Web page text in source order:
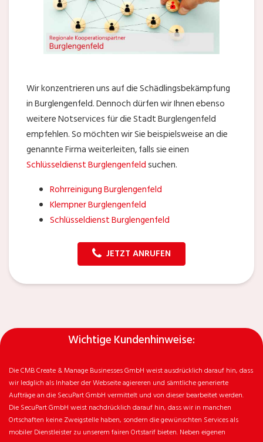
Wir konzentrieren uns auf die Schädlingsbekämpfung
in Burglengenfeld. Dennoch dürfen wir Ihnen ebenso
weitere Notservices für die Stadt Burglengenfeld
empfehlen. So möchten wir Sie beispielsweise an die
genannte Firma weiterleiten, falls sie einen
Schlüsseldienst Burglengenfeldsuchen.
Rohrreinigung Burglengenfeld
Klempner Burglengenfeld
Schlüsseldienst Burglengenfeld
JETZT ANRUFEN
Wichtige Kundenhinweise:
Die CMB Create & Manage Businesses GmbH weist ausdrücklich darauf hin, dass
wir ledglich als Inhaber der Webseite agiereren und sämtliche generierte
Aufträge an die SecuPart GmbH vermittelt und von dieser bearbeitet werden.
Die SecuPart GmbH weist nachdrücklich darauf hin, dass wir in manchen
Ortschaften keine Zweigstelle haben, sondern die gewünschten Services als
mobiler Dienstleister zu unserem fairen Ortstarif bieten. Neben eigenen